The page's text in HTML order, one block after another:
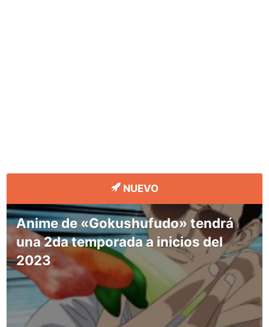
NUEVO
Anime de «Gokushufudo» tendrá
una 2da temporada a inicios del
2023